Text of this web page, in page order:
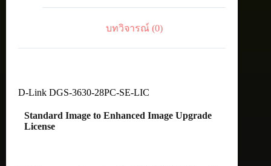
License
บทวิจารณ์ (0)
D-Link DGS-3630-28PC-SE-LIC
Standard Image to Enhanced Image Upgrade
License